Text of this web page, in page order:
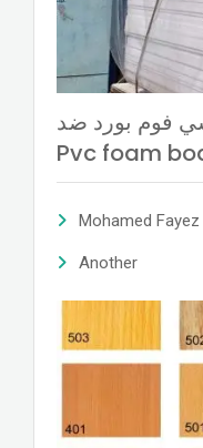
فوم بورد ضد –
Pvc foam
Mohamed Fayez
Another